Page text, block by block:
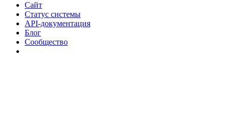
Сайт
Статус системы
API-документация
Блог
Сообщество